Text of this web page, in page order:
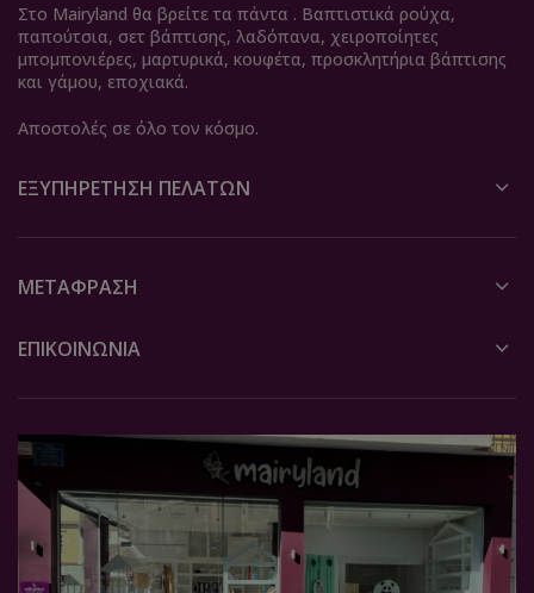
Στο Mairyland θα βρείτε τα πάντα . Βαπτιστικά ρούχα,
παπούτσια, σετ βάπτισης, λαδόπανα, χειροποίητες
μπομπονιέρες, μαρτυρικά, κουφέτα, προσκλητήρια βάπτισης
και γάμου, εποχιακά.
Αποστολές σε όλο τον κόσμο.
ΕΞΥΠΗΡΈΤΗΣΗ ΠΕΛΑΤΏΝ
ΜΕΤΆΦΡΑΣΗ
ΕΠΙΚΟΙΝΩΝΙΑ